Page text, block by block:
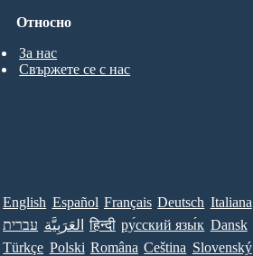
Относно
За нас
Свържете се с нас
English Español Français Deutsch Italiana
עברית العَرَبِيَّة हिन्दी ру́сский язы́к Dansk
Türkçe Polski Româna Ceština Slovenský